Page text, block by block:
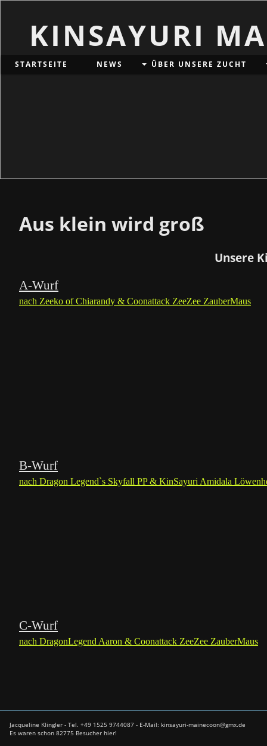
KINSAYURI
STARTSEITE NEWS ÜBER UNSERE ZUCHT
Aus klein wird groß
Unsere
A-Wurf
nach Zeeko of Chiarandy & Coonattack ZeeZee ZauberMaus
B-Wurf
nach Dragon Legend`s Skyfall PP & KinSayuri Amidala
C-Wurf
nach DragonLegend Aaron & Coonattack ZeeZee ZauberMaus
Jacqueline Klingler - Tel. +49 1525 9744087 - E-Mail: kinsayuri-mainecoon@gmx.de
Es waren schon 82775 Besucher hier!